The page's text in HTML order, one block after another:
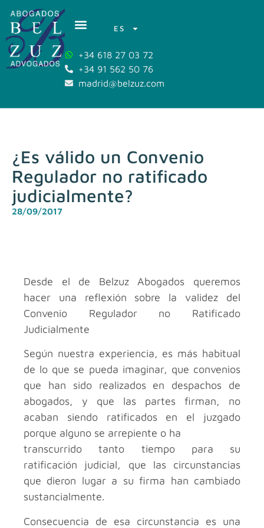
ES
+34 618 27 03 72
+34 91 562 50 76
madrid@belzuz.com
¿Es válido un Convenio
Regulador no ratificado
judicialmente?
28/09/2017
Desde el de Belzuz Abogados queremos
hacer una reflexión sobre la validez del
Convenio Regulador no Ratificado
Judicialmente
Según nuestra experiencia, es más habitual
de lo que se pueda imaginar, que convenios
que han sido realizados en despachos de
abogados, y que las partes firman, no
acaban siendo ratificados en el juzgado
porque alguno se arrepiente o ha
transcurrido tanto tiempo para su
ratificación judicial, que las circunstancias
que dieron lugar a su firma han cambiado
sustancialmente.
Consecuencia de esa circunstancia es una